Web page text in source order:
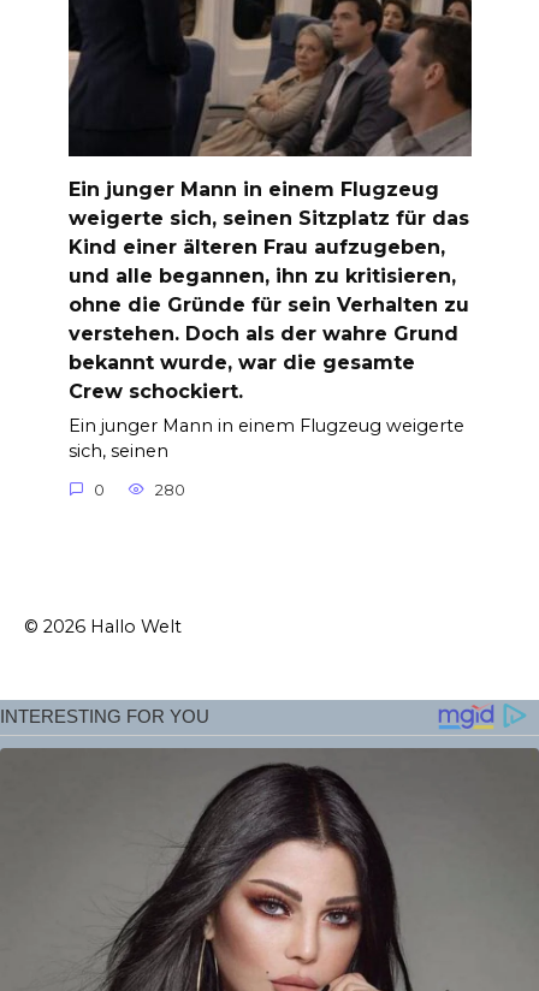
Ein junger Mann in einem Flugzeug
weigerte sich, seinen Sitzplatz für das
Kind einer älteren Frau aufzugeben,
und alle begannen, ihn zu kritisieren,
ohne die Gründe für sein Verhalten zu
verstehen. Doch als der wahre Grund
bekannt wurde, war die gesamte
Crew schockiert.
Ein junger Mann in einem Flugzeug weigerte
sich, seinen
0 280
© 2026 Hallo Welt